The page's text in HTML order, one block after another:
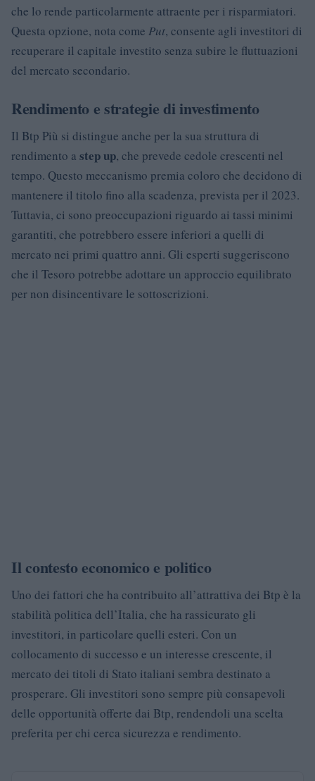
che lo rende particolarmente attraente per i risparmiatori.
Questa opzione, nota come Put, consente agli investitori di
recuperare il capitale investito senza subire le fluttuazioni
del mercato secondario.
Rendimento e strategie di investimento
Il Btp Più si distingue anche per la sua struttura di
rendimento a step up, che prevede cedole crescenti nel
tempo. Questo meccanismo premia coloro che decidono di
mantenere il titolo fino alla scadenza, prevista per il 2023.
Tuttavia, ci sono preoccupazioni riguardo ai tassi minimi
garantiti, che potrebbero essere inferiori a quelli di
mercato nei primi quattro anni. Gli esperti suggeriscono
che il Tesoro potrebbe adottare un approccio equilibrato
per non disincentivare le sottoscrizioni.
Il contesto economico e politico
Uno dei fattori che ha contribuito all’attrattiva dei Btp è la
stabilità politica dell’Italia, che ha rassicurato gli
investitori, in particolare quelli esteri. Con un
collocamento di successo e un interesse crescente, il
mercato dei titoli di Stato italiani sembra destinato a
prosperare. Gli investitori sono sempre più consapevoli
delle opportunità offerte dai Btp, rendendoli una scelta
preferita per chi cerca sicurezza e rendimento.